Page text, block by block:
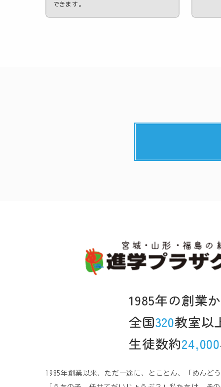
できます。
1985年の創業
全国320教室以
生徒数約24,000
1985年創業以来、ただ一途に、とことん、「めんど